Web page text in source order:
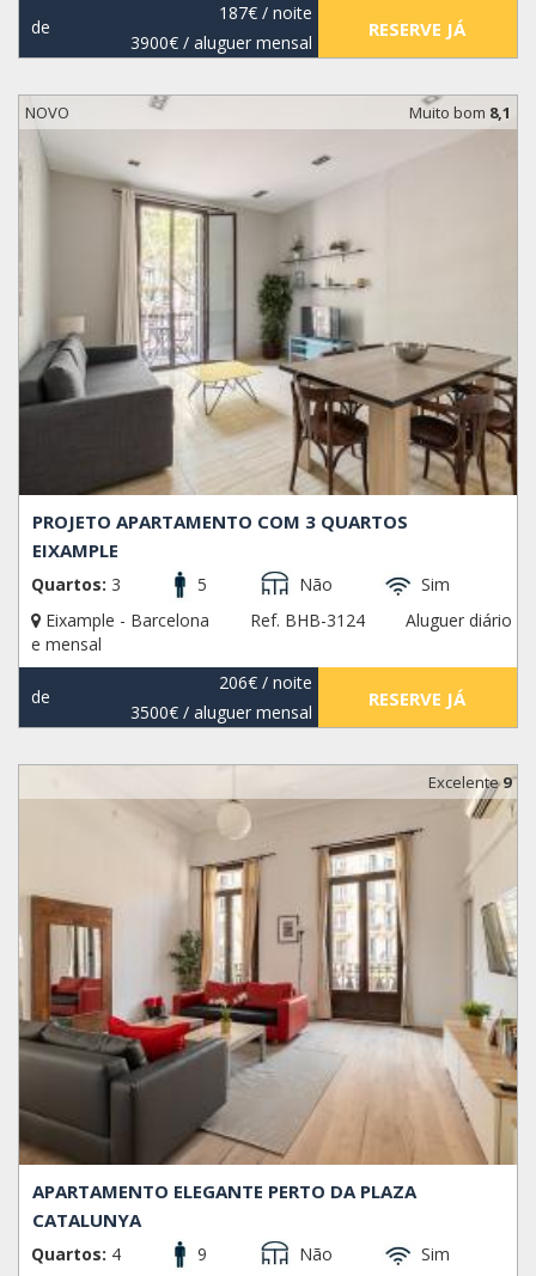
de
187€/ noite
3900€/ aluguer mensal
RESERVE JÁ
NOVO Muito bom 8,1
PROJETO APARTAMENTO COM 3 QUARTOS
EIXAMPLE
Quartos: 3 5 Não
Sim
Eixample - Barcelona
Ref. BHB-3124
Aluguer diário
e mensal
de
206€/ noite
3500€/ aluguer mensal
RESERVE JÁ
Excelente9
APARTAMENTO ELEGANTE PERTO DA PLAZA
CATALUNYA
Quartos: 4 9 Não
Sim